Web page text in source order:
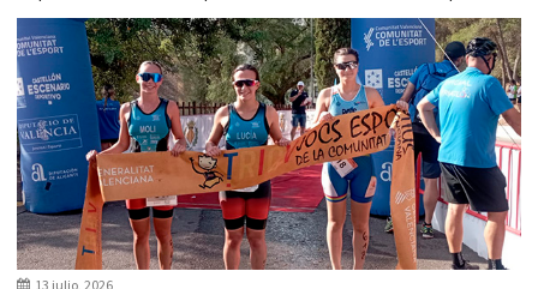
13 julio, 2026